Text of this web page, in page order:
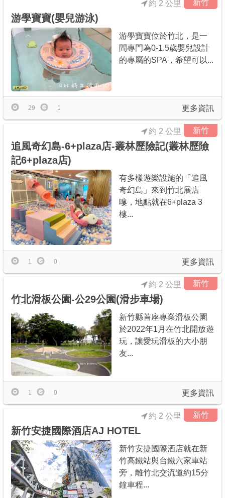
新竹
游學寶寶(嬰兒游泳)
約 2 公里
游學寶寶位於竹北，是一
間專門為0-1.5歲嬰兒設計
的專屬的SPA，希望可以...
更多資訊
29 1
新竹
追風奇幻島-6+plaza店-叢林歷險記(叢林歷險
記6+plaza店)
約 2 公里
有多樣遊樂設施的「追風
奇幻島」來到竹北展店
嘍，地點就在6+plaza 3
樓...
更多資訊
1 0
新竹
竹北滑板公園-公29公園(滑步車場)
約 2 公里
新竹縣首座專業滑板公園
於2022年1月在竹北開放遊
玩，讓愛玩滑板的大小朋
友...
更多資訊
1 0
新竹
新竹安捷國際酒店AJ HOTEL
約 2 公里
新竹安捷國際酒店就在新
竹高鐵站與台鐵六家車站
旁，離竹北交流道約15分
鐘車程...